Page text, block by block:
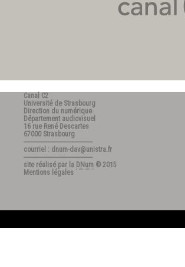
Canal C2
Université de Strasbourg
Direction du numérique
Département audiovisuel
16 rue René Descartes
67000 Strasbourg
---------------------------------------
courriel : dnum-dav@unistra.fr
---------------------------------------
site réalisé par la DNum © 2015
Mentions légales